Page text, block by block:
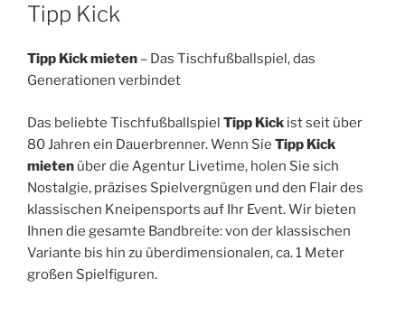
Tipp Kick
Tipp Kick mieten – Das Tischfußballspiel, das
Generationen verbindet
Das beliebte Tischfußballspiel Tipp Kick ist seit über
80 Jahren ein Dauerbrenner. Wenn Sie Tipp Kick
mieten über die Agentur Livetime, holen Sie sich
Nostalgie, präzises Spielvergnügen und den Flair des
klassischen Kneipensports auf Ihr Event. Wir bieten
Ihnen die gesamte Bandbreite: von der klassischen
Variante bis hin zu überdimensionalen, ca. 1 Meter
großen Spielfiguren.